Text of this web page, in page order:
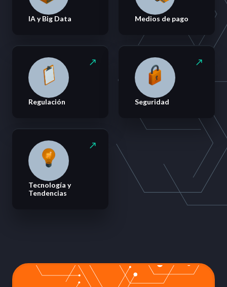
IA y Big Data Medios de pago
Regulación Seguridad
Tecnología y
Tendencias